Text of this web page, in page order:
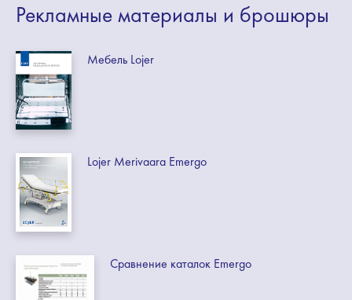
Рекламные материалы и брошюры
Мебель Lojer
Lojer Merivaara Emergo
Сравнение каталок Emergo